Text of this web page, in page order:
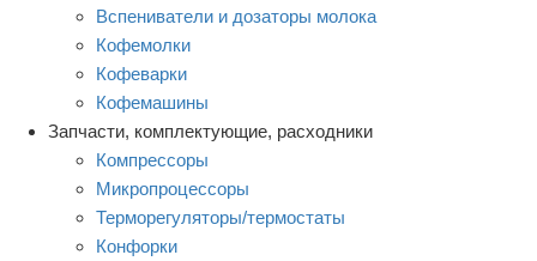
Вспениватели и дозаторы молока
Кофемолки
Кофеварки
Кофемашины
Запчасти, комплектующие, расходники
Компрессоры
Микропроцессоры
Терморегуляторы/термостаты
Конфорки